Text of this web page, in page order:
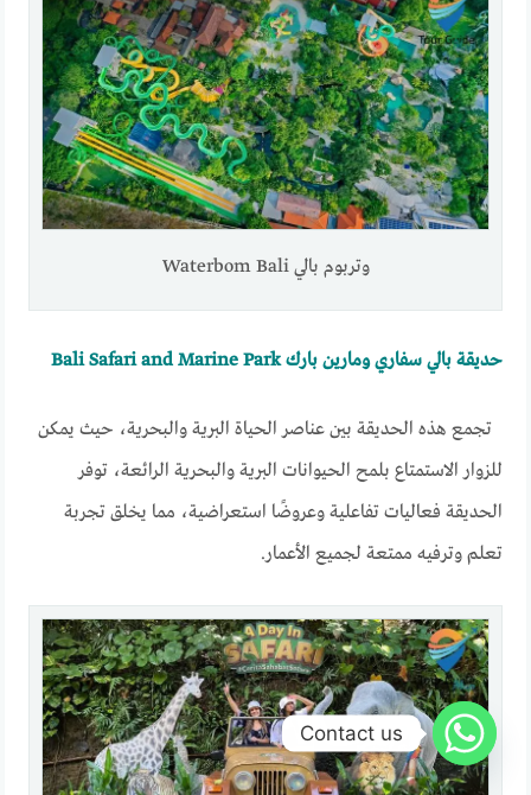
وتربوم بالي Waterbom Bali
حديقة بالي سفاري ومارين بارك Bali Safari and Marine Park
تجمع هذه الحديقة بين عناصر الحياة البرية والبحرية، حيث يمكن
للزوار الاستمتاع بلمح الحيوانات البرية والبحرية الرائعة، توفر
الحديقة فعاليات تفاعلية وعروضًا استعراضية، مما يخلق تجربة
تعلم وترفيه ممتعة لجميع الأعمار.
Contact us